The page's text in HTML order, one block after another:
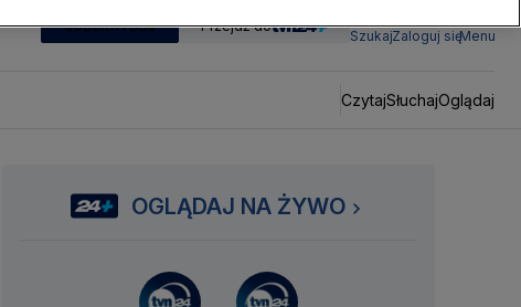
SUBSKRYBUJ Przejdź do
SzukajZaloguj sięMenu
CzytajSłuchajOglądaj
OGLĄDAJ NA ŻYWO